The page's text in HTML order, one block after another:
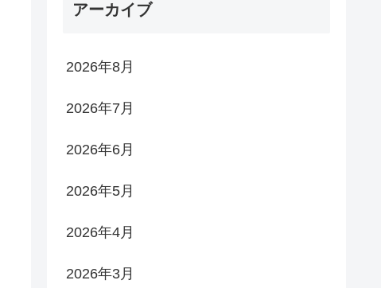
アーカイブ
2026年8月
2026年7月
2026年6月
2026年5月
2026年4月
2026年3月